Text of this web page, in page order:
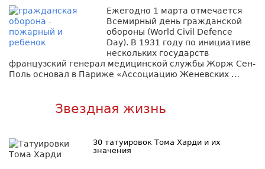
Ежегодно 1 марта отмечается
Всемирный день гражданской
обороны (World Civil Defence
Day). В 1931 году по инициативе
нескольких государств
французский генерал медицинской службы Жорж Сен-
Поль основал в Париже «Ассоциацию Женевских …
Звездная жизнь
30 татуировок Тома Харди и их
значения